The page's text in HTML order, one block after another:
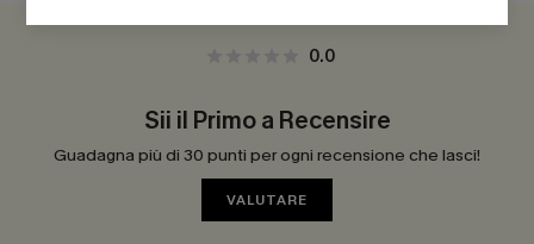
0.0
Sii il Primo a Recensire
Guadagna più di 30 punti per ogni recensione che lasci!
VALUTARE